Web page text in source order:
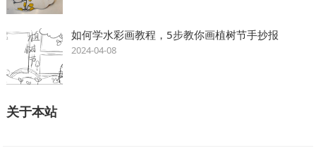
如何学水彩画教程，5步教你画植树节手抄报
2024-04-08
关于本站